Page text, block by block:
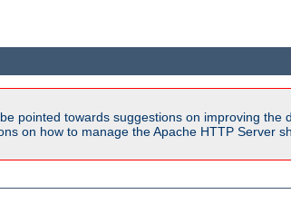
pointed towards suggestions on improving
on how to manage the Apache HTTP Server